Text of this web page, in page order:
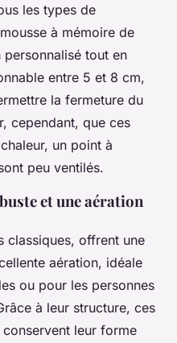
les types de
à mémoire de
tout en
entre 5 et 8 cm,
la fermeture du
cependant, que ces
un point à
peu ventilés.
et une aération
classiques, offrent une
aération, idéale
ou pour les personnes
à leur structure, ces
leur forme